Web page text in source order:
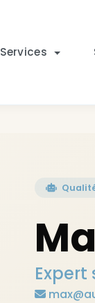
Services
Expert